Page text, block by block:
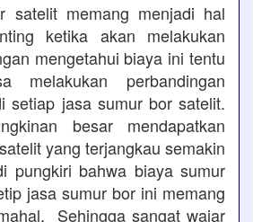
satelit memang menjadi hal
ketika akan melakukan
mengetahui biaya ini tentu
melakukan perbandingan
setiap jasa sumur bor satelit.
besar mendapatkan
yang terjangkau semakin
pungkiri bahwa biaya sumur
jasa sumur bor ini memang
Sehingga sangat wajar